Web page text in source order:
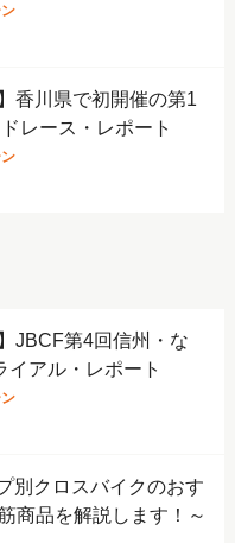
香川県で初開催の第1
レース・レポート
JBCF第4回信州・な
イアル・レポート
別クロスバイクのおす
商品を解説します！～